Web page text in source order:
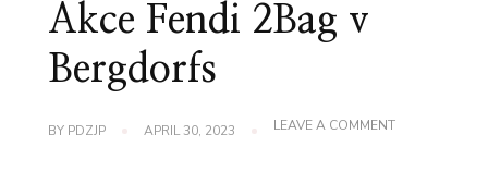
Akce Fendi 2Bag v
Bergdorfs
BY PDZJP APRIL 30, 2023 LEAVE A COMMENTON